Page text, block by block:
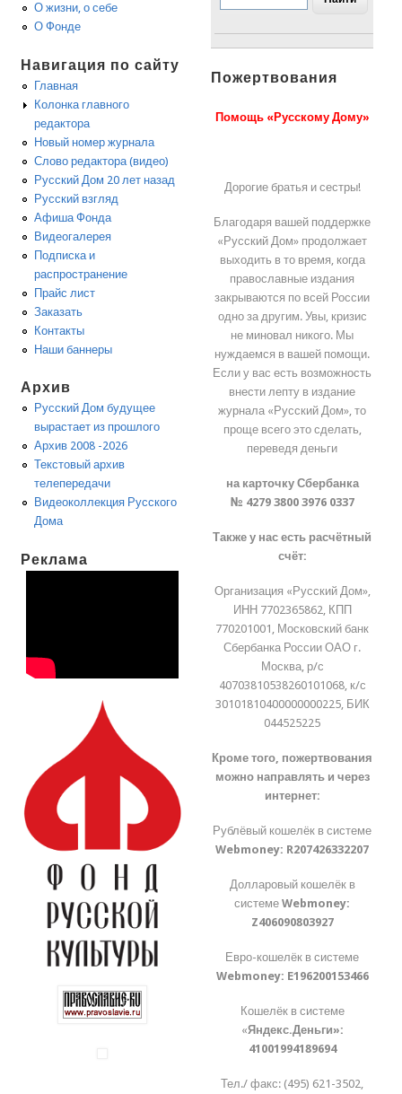
О жизни, о себе
О Фонде
Навигация по сайту
Главная
Колонка главного
редактора
Новый номер журнала
Слово редактора (видео)
Русский Дом 20 лет назад
Русский взгляд
Афиша Фонда
Видеогалерея
Подписка и
распространение
Прайс лист
Заказать
Контакты
Наши баннеры
Архив
Русский Дом будущее
вырастает из прошлого
Архив 2008 -2026
Текстовый архив
телепередачи
Видеоколлекция Русского
Дома
Реклама
Пожертвования
Помощь «Русскому Дому»
Дорогие братья и сестры!
Благодаря вашей поддержке
«Русский Дом» продолжает
выходить в то время, когда
православные издания
закрываются по всей России
одно за другим. Увы, кризис
не миновал никого. Мы
нуждаемся в вашей помощи.
Если у вас есть возможность
внести лепту в издание
журнала «Русский Дом», то
проще всего это сделать,
переведя деньги
на карточку Сбербанка
№ 4279 3800 3976 0337
Также у нас есть расчётный
счёт:
Организация «Русский Дом»,
ИНН 7702365862, КПП
770201001, Московский банк
Сбербанка России ОАО г.
Москва, р/с
40703810538260101068, к/с
30101810400000000225, БИК
044525225
Кроме того, пожертвования
можно направлять и через
интернет:
Рублёвый кошелёк в системе
Webmoney: R207426332207
Долларовый кошелёк в
системеWebmoney:
Z406090803927
Евро-кошелёк в системе
Webmoney: E196200153466
Кошелёк в системе
«Яндекс.Деньги»:
41001994189694
Тел./ факс: (495) 621-3502,